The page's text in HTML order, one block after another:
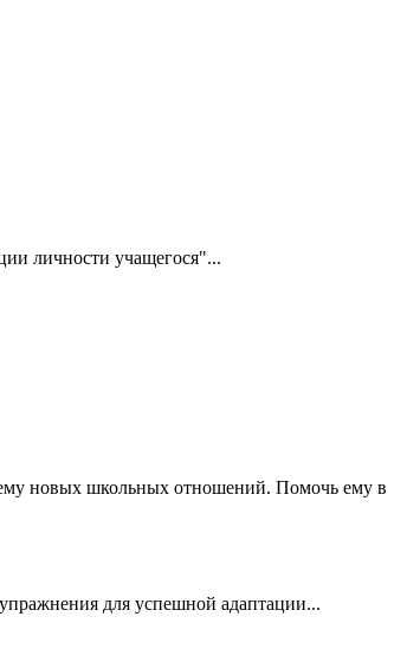
личности учащегося"...
новых школьных отношений. Помочь ему в
для успешной адаптации...